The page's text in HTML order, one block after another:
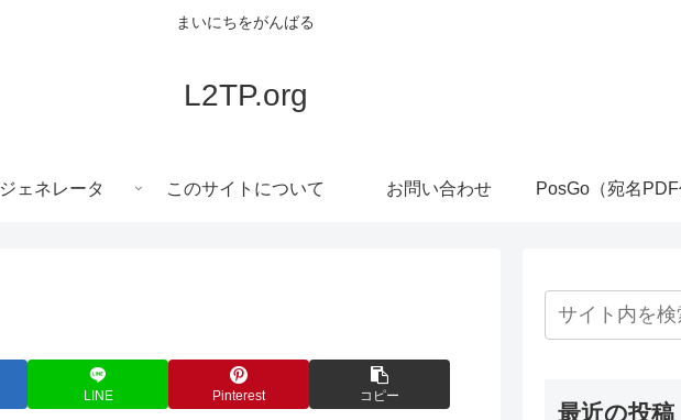
まいにちをがんばる
L2TP.org
ジェネレータ このサイトについて お問い合わせ
LINE Pinterest コピー
最近の投稿